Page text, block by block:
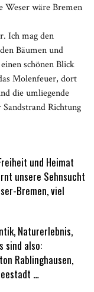
wäre Bremen
Ich mag den
Bäumen und
schönen Blick
Molenfeuer, dort
die umliegende
Richtung
und Heimat
unsere Sehnsucht
Bremen, viel
Naturerlebnis,
sind also:
Rablinghausen,
…